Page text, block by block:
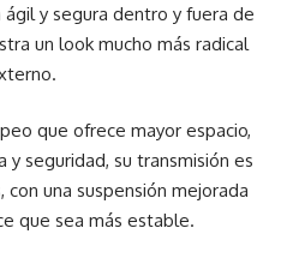
y segura dentro y fuera de
un look mucho más radical
que ofrece mayor espacio,
seguridad, su transmisión es
una suspensión mejorada
que sea más estable.